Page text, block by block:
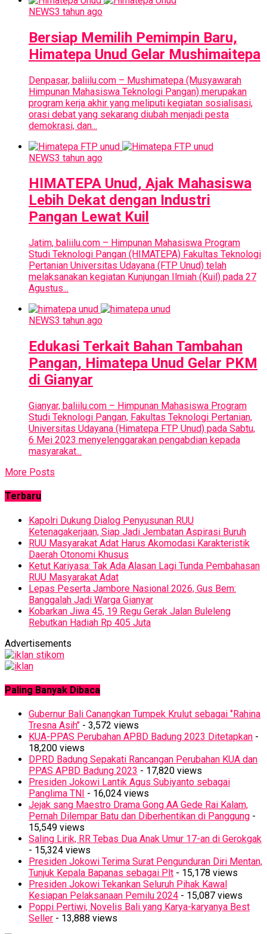
NEWS3 tahun ago
Bersiap Memilih Pemimpin Baru,
Himatepa Unud Gelar Mushimaitepa
Denpasar, baliilu.com – Mushimatepa (Musyawarah
Himpunan Mahasiswa Teknologi Pangan) merupakan
program kerja akhir yang meliputi kegiatan sosialisasi,
orasi debat yang sekarang diubah menjadi pesta
demokrasi, dan...
NEWS3 tahun ago
HIMATEPA Unud, Ajak Mahasiswa
Lebih Dekat dengan Industri
Pangan Lewat Kuil
Jatim, baliilu.com – Himpunan Mahasiswa Program
Studi Teknologi Pangan (HIMATEPA) Fakultas Teknologi
Pertanian Universitas Udayana (FTP Unud) telah
melaksanakan kegiatan Kunjungan Ilmiah (Kuil) pada 27
Agustus...
NEWS3 tahun ago
Edukasi Terkait Bahan Tambahan
Pangan, Himatepa Unud Gelar PKM
di Gianyar
Gianyar, baliilu.com – Himpunan Mahasiswa Program
Studi Teknologi Pangan, Fakultas Teknologi Pertanian,
Universitas Udayana (Himatepa FTP Unud) pada Sabtu,
6 Mei 2023 menyelenggarakan pengabdian kepada
masyarakat...
More Posts
Terbaru
Kapolri Dukung Dialog Penyusunan RUU
Ketenagakerjaan, Siap Jadi Jembatan Aspirasi Buruh
RUU Masyarakat Adat Harus Akomodasi Karakteristik
Daerah Otonomi Khusus
Ketut Kariyasa: Tak Ada Alasan Lagi Tunda Pembahasan
RUU Masyarakat Adat
Lepas Peserta Jambore Nasional 2026, Gus Bem:
Banggalah Jadi Warga Gianyar
Kobarkan Jiwa 45, 19 Regu Gerak Jalan Buleleng
Rebutkan Hadiah Rp 405 Juta
Advertisements
Paling Banyak Dibaca
Gubernur Bali Canangkan Tumpek Krulut sebagai ‘’Rahina
Tresna Asih’’ - 3,572 views
KUA-PPAS Perubahan APBD Badung 2023 Ditetapkan -
18,200 views
DPRD Badung Sepakati Rancangan Perubahan KUA dan
PPAS APBD Badung 2023 - 17,820 views
Presiden Jokowi Lantik Agus Subiyanto sebagai
Panglima TNI
- 16,024 views
Jejak sang Maestro Drama Gong AA Gede Rai Kalam,
Pernah Dilempar Batu dan Diberhentikan di Panggung -
15,549 views
Saling Lirik, RR Tebas Dua Anak Umur 17-an di Gerokgak
- 15,324 views
Presiden Jokowi Terima Surat Pengunduran Diri Mentan,
Tunjuk Kepala Bapanas sebagai Plt - 15,178 views
Presiden Jokowi Tekankan Seluruh Pihak Kawal
Kesiapan Pelaksanaan Pemilu 2024 - 15,087 views
Poppi Pertiwi, Novelis Bali yang Karya-karyanya Best
Seller - 13,888 views